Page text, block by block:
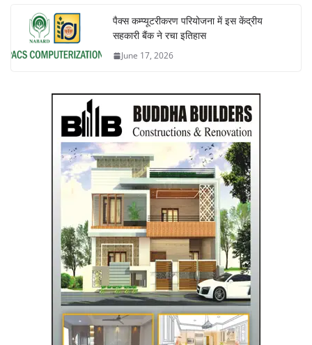
पैक्स कम्प्यूटरीकरण परियोजना में इस केंद्रीय
सहकारी बैंक ने रचा इतिहास
June 17, 2026